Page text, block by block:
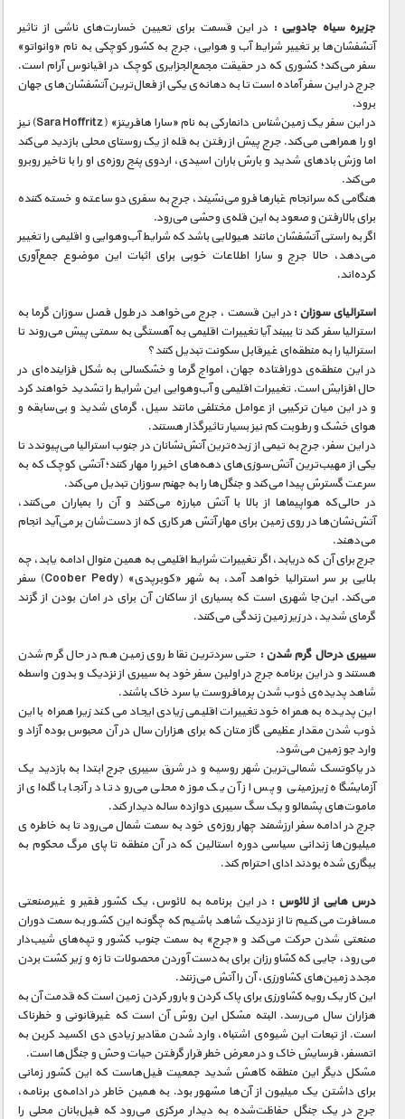
جزیره سیاه جادویی : در این قسمت برای تعیین خسارت‌های ناشی از تاثیر
آتشفشان‌ها بر تغییر شرایط آب‌ و‌ هوایی، جرج به کشور کوچکی به نام «وانواتو»
سفر می‌کند؛ کشوری که در حقیقت مجمع‌الجزایری کوچک در اقیانوس آرام است.
جرج در این سفر آماده است تا به دهانه‌ی یکی از فعال‌ترین آتشفشان‌های جهان
برود.
در این سفر یک زمین‌شناس دانمارکی به نام «سارا هافریتز» (Sara Hoffritz) نیز
او را همراهی می‌کند. جرج پیش از رفتن به قله از یک روستای محلی بازدید می‌کند
اما وزش بادهای شدید و بارش باران اسیدی، اردوی پنج روزه‌ی او را با تاخیر روبرو
می‌کند.
هنگامی که سرانجام غبارها فرو می‌نشیند، جرج به سفری دو ساعته و خسته کننده
برای بالارفتن و صعود به این قله‌ی وحشی می‌رود.
اگر به راستی آتشفشان مانند هیولایی باشد که شرایط آب‌و‌هوایی و اقلیمی را تغییر
می‌دهد، حالا جرج و سارا اطلاعات خوبی برای اثبات این موضوع جمع‌آوری
کرده‌اند.
استرالیای سوزان : در این قسمت ، جرج می‌خواهد در طول فصل سوزان گرما به
استرالیا سفر کند تا ببیند آیا تغییرات اقلیمی به آهستگی به سمتی پیش می‌روند تا
استرالیا را به منطقه‌ای غیرقابل سکونت تبدیل کنند؟
در این منطقه‌ی دورافتاده جهان، امواج گرما و خشکسالی به شکل فزاینده‌ای در
حال افزایش است. تغییرات اقلیمی و آب‌و‌هوایی این شرایط را تشدید خواهند کرد
و در این میان ترکیبی از عوامل مختلفی مانند سیل، گرمای شدید و بی‌سابقه و
هوای خشک و رطوبت کم نیز بسیار تاثیرگذار هستند.
در این سفر، جرج به تیمی از زبده‌ترین آتش‌نشانان در جنوب استرالیا می‌پیوندد تا
یکی از مهیب‌ترین آتش‌‌سوزی‌های دهه‌های اخیر را مهار کنند؛ آتشی کوچک که به
سرعت گسترش پیدا می‌کند و جنگل‌ها را به جهنم سوزان تبدیل می‌کند.
در حالی‌که هواپیماها از بالا با آتش مبارزه می‌کنند و آن را بمباران می‌کنند،
آتش‌نشان‌ها در روی زمین برای مهار آتش هر کاری که از دست‌شان بر ‌می‌آید انجام
می‌دهند.
جرج برای آن که دریابد، اگر تغییرات شرایط اقلیمی به همین منوال ادامه یابد، چه
بلایی بر سر استرالیا خواهد آمد، به شهر «کوبرپدی» (Coober Pedy) سفر
می‌کند. این‌جا شهری است که بسیاری از ساکنان آن برای در امان بودن از گزند
گرمای شدید، در زیر زمین زندگی می‌کنند.
سیبری درحال گرم شدن : حتی سردترین نقاط روی زمین هم در حال گرم شدن
هستند و در این برنامه جرج در اولین سفر خود به سیبری از نزدیک و بدون واسطه
شاهد پدیده‌ی ذوب شدن پرمافروست یا سرد خاک باشند.
این پدیده به همراه خود تغییرات اقلیمی زیادی ایجاد می کند زیرا همراه با این
ذوب شدن مقدار عظیمی گاز متان که برای هزاران سال در آن محبوس بوده آزاد و
وارد جو زمین می‌شود.
در یاکوتسک شمالی‌ترین شهر روسیه و در شرق سیبری جرج ابتدا به بازدید یک
آزمایشگاه زیرزمینی و پس از آن یک موزه محلی می‌رود تا در آنجا با گله‌ای از
ماموت‌های پشمالو و یک سگ سیبری دوازده ساله دیدار کند.
جرج در ادامه سفر ارزشمند چهار روزه‌ی خود به سمت شمال می‌رود تا به خاطره ی
میلیون‌ها زندانی سیاسی دوره استالین که در آن منطقه تا پای مرگ محکوم به
بیگاری شده بودند ادای احترام کند.
درس‌ هایی از لائوس : در این برنامه به لائوس، یک کشور فقیر و غیرصنعتی
مسافرت می‌کنیم تا از نزدیک شاهد باشیم که چگونه این کشور به سمت دوران
صنعتی شدن حرکت می‌کند و «جرج» به سمت جنوب کشور و تپه‌های شیب‌دار
می‌رود، جایی که کشاورزان برای به‌دست آوردن محصولات تازه و زیر کشت بردن
مجدد زمین‌های کشاورزی، آن را آتش می‌زنند.
این کار یک رویه کشاورزی برای پاک کردن و بارور کردن زمین است که قدمت آن به
هزاران سال می‌رسد. البته مشکل این روش آن است که غیرقانونی و خطرناک
است. از تبعات این شیوه‌ی اشتباه، وارد شدن مقادیر زیادی دی اکسید کربن به
اتمسفر، فرسایش خاک و در معرض خطر قرار گرفتن حیات وحش و جنگل‌ها است.
مشکل دیگر این منطقه کاهش شدید جمعیت فیل‌هاست که این کشور زمانی
برای داشتن یک میلیون از آن‌ها مشهور بود. به همین خاطر در ادامه‌ی برنامه،
جرج در یک جنگل حفاظت‌شده به دیدار مرکزی می‌رود که فیل‌بانان محلی را